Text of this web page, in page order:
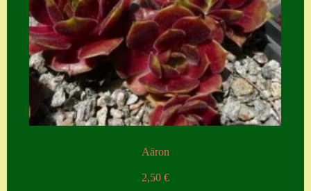
Aäron
2,50 €